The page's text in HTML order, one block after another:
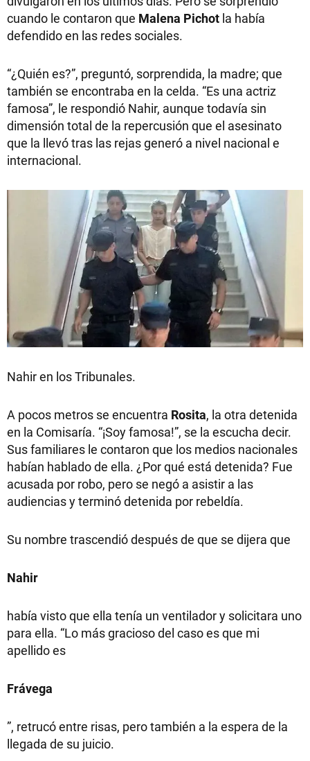
cuando le contaron que Malena Pichot la había
defendido en las redes sociales.
“¿Quién es?”, preguntó, sorprendida, la madre; que
también se encontraba en la celda. “Es una actriz
famosa”, le respondió Nahir, aunque todavía sin
dimensión total de la repercusión que el asesinato
que la llevó tras las rejas generó a nivel nacional e
internacional.
Nahir en los Tribunales.
A pocos metros se encuentra Rosita, la otra detenida
en la Comisaría. “¡Soy famosa!”, se la escucha decir.
Sus familiares le contaron que los medios nacionales
habían hablado de ella. ¿Por qué está detenida? Fue
acusada por robo, pero se negó a asistir a las
audiencias y terminó detenida por rebeldía.
Su nombre trascendió después de que se dijera que
Nahir
había visto que ella tenía un ventilador y solicitara uno
para ella. “Lo más gracioso del caso es que mi
apellido es
Frávega
”, retrucó entre risas, pero también a la espera de la
llegada de su juicio.